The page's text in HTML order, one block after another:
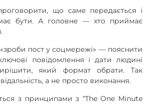
що саме передається і
бути. А головне — хто приймає
пост у соцмережі» — пояснити
повідомлення і дати людині
який формат обрати. Так
а не просто виконання.
з принципами з “The One Minute